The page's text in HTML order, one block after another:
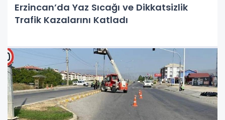
Erzincan’da Yaz Sıcağı ve Dikkatsizlik
Trafik Kazalarını Katladı